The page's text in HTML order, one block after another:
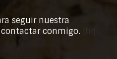
seguir nuestra
conmigo. [hr]